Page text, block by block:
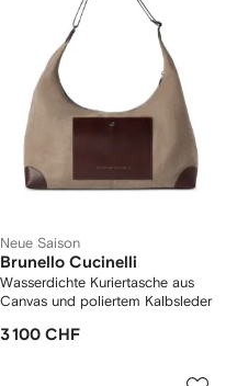
Neue Saison
Brunello Cucinelli
Wasserdichte Kuriertasche aus
Canvas und poliertem Kalbsleder
3 100 CHF